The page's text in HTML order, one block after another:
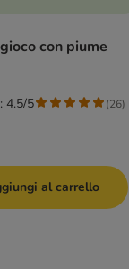
con piume
4.5/5 (26)
al carrello